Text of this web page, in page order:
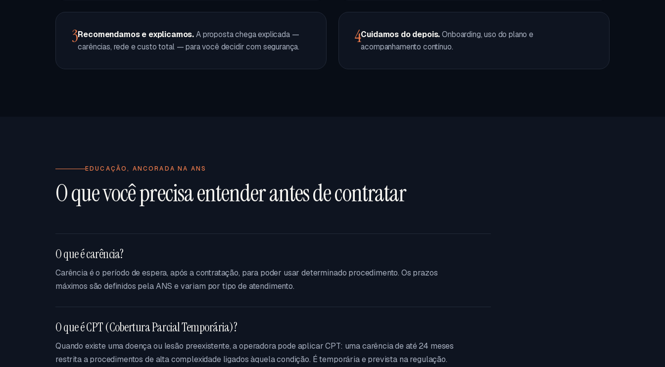
3Recomendamos e explicamos.A proposta chega explicada —
carências, rede e custo total — para você decidir com segurança.
4Cuidamos do depois.Onboarding, uso do plano e
acompanhamento contínuo.
EDUCAÇÃO, ANCORADA NA ANS
O que você precisa entender antes de contratar
O que é carência?
Carência é o período de espera, após a contratação, para poder usar determinado procedimento. Os prazos
máximos são definidos pela ANS e variam por tipo de atendimento.
O que é CPT (Cobertura Parcial Temporária)?
Quando existe uma doença ou lesão preexistente, a operadora pode aplicar CPT: uma carência de até 24 meses
restrita a procedimentos de alta complexidade ligados àquela condição. É temporária e prevista na regulação.